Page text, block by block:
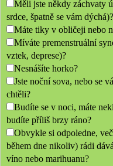
Měli jste někdy záchvaty
srdce, špatně se vám dýchá)?
Máte tiky v obličeji nebo
Míváte premenstruální
vztek, deprese)?
Nesnášíte horko?
Jste noční sova, nebo se
chtěli?
Budíte se v noci, máte
budíte příliš brzy ráno?
Obvykle si odpoledne,
během dne nikoliv) rádi
víno nebo marihuanu?